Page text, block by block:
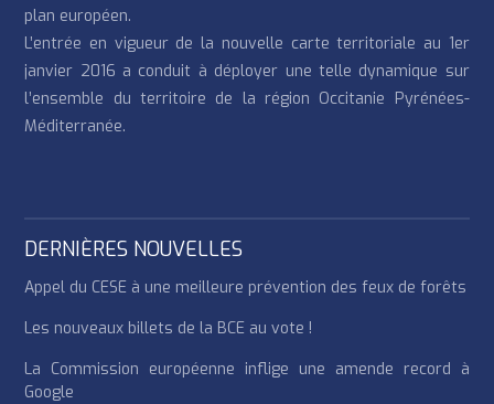
plan européen.
L’entrée en vigueur de la nouvelle carte territoriale au 1er
janvier 2016 a conduit à déployer une telle dynamique sur
l’ensemble du territoire de la région Occitanie Pyrénées-
Méditerranée.
DERNIÈRES NOUVELLES
Appel du CESE à une meilleure prévention des feux de forêts
Les nouveaux billets de la BCE au vote !
La Commission européenne inflige une amende record à
Google